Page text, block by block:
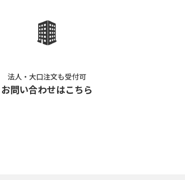
法人・大口注文も受付可
お問い合わせはこちら